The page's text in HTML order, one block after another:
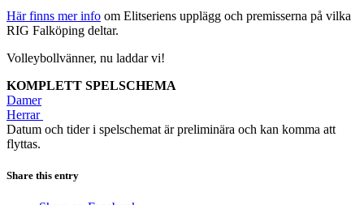
Här finns mer info om Elitseriens upplägg och premisserna på vilka
RIG Falköping deltar.
Volleybollvänner, nu laddar vi!
KOMPLETT SPELSCHEMA
Damer
Herrar
Datum och tider i spelschemat är preliminära och kan komma att
flyttas.
Share this entry